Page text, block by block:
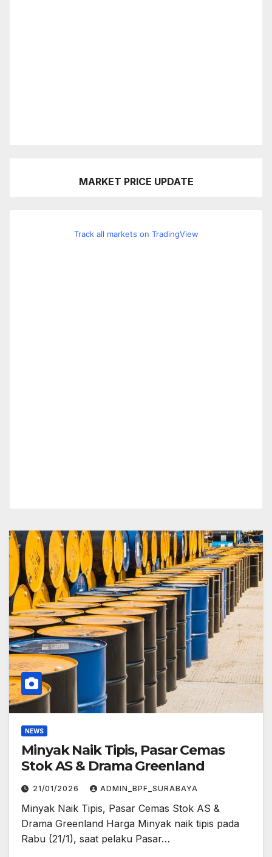
MARKET PRICE UPDATE
Track all markets on TradingView
NEWS
Minyak Naik Tipis, Pasar Cemas
Stok AS & Drama Greenland
21/01/2026 ADMIN_BPF_SURABAYA
Minyak Naik Tipis, Pasar Cemas Stok AS &
Drama Greenland Harga Minyak naik tipis pada
Rabu (21/1), saat pelaku Pasar…